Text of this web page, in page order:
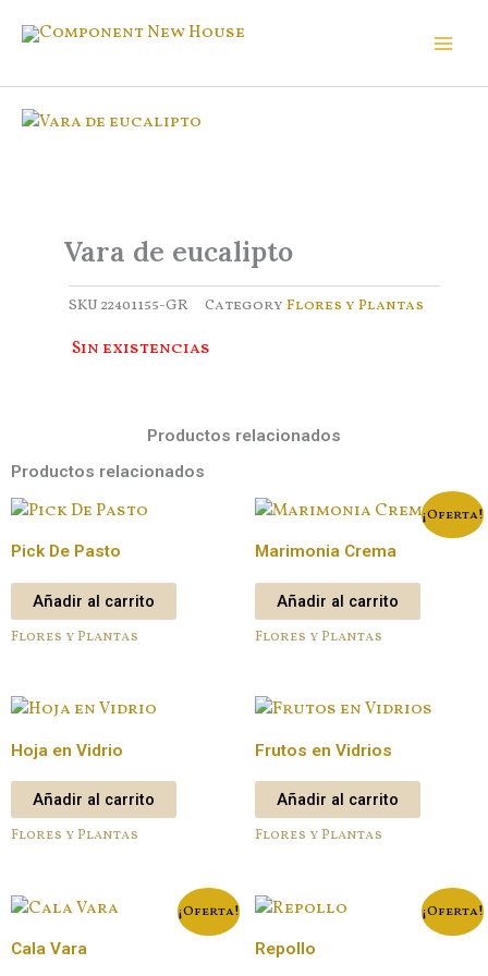
Vara de eucalipto
SKU 22401155-GR Category Flores y Plantas
Sin existencias
Productos relacionados
Productos relacionados
Pick De Pasto
Añadir al carrito
Flores y Plantas
¡Oferta!
Marimonia Crema
Añadir al carrito
Flores y Plantas
Hoja en Vidrio
Añadir al carrito
Flores y Plantas
Frutos en Vidrios
Añadir al carrito
Flores y Plantas
¡Oferta!
Cala Vara
¡Oferta!
Repollo